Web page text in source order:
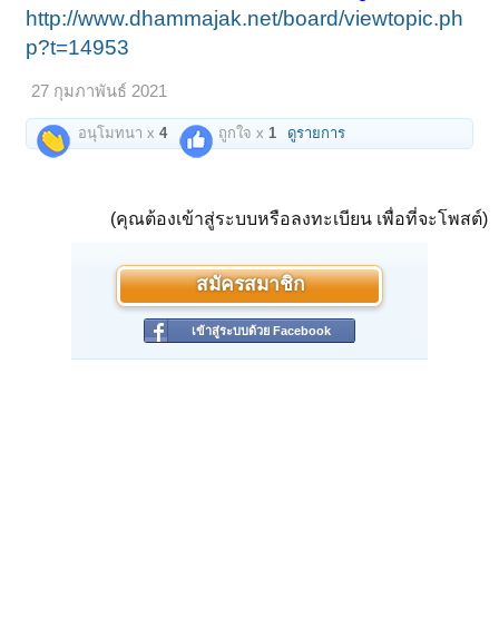
http://www.dhammajak.net/board/viewtopic.ph
p?t=14953
27 กุมภาพันธ์ 2021
อนุโมทนา x4 ถูกใจ x1 ดูรายการ
(คุณต้องเข้าสู่ระบบหรือลงทะเบียน เพื่อที่จะโพสต์)
สมัครสมาชิก
เข้าสู่ระบบด้วย Facebook